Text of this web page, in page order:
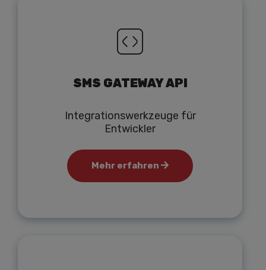
SMS GATEWAY API
Integrationswerkzeuge für
Entwickler
Mehr erfahren